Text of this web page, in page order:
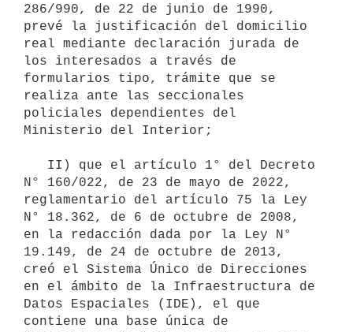
286/990, de 22 de junio de 1990,
prevé la justificación del domicilio
real mediante declaración jurada de
los interesados a través de
formularios tipo, trámite que se
realiza ante las seccionales
policiales dependientes del
Ministerio del Interior;
N° 160/022, de 23 de mayo de 2022,
reglamentario del artículo 75 la Ley
N° 18.362, de 6 de octubre de 2008,
en la redacción dada por la Ley N°
19.149, de 24 de octubre de 2013,
creó el Sistema Único de Direcciones
en el ámbito de la Infraestructura de
Datos Espaciales (IDE), el que
contiene una base única de